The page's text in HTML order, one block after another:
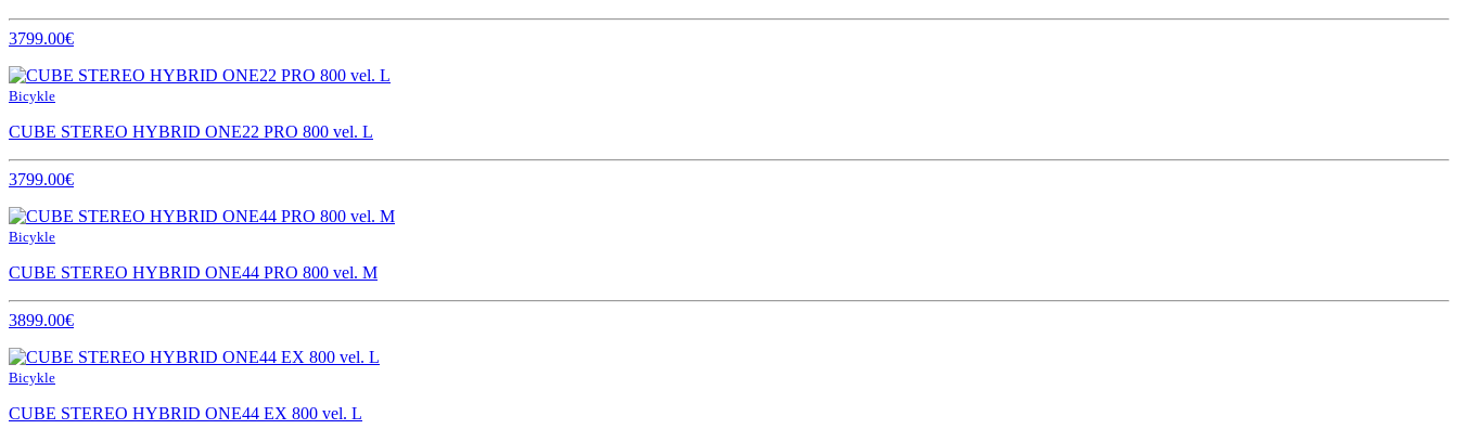
3799.00€
Bicykle
CUBE STEREO HYBRID ONE22 PRO 800 vel. L
3799.00€
Bicykle
CUBE STEREO HYBRID ONE44 PRO 800 vel. M
3899.00€
Bicykle
CUBE STEREO HYBRID ONE44 EX 800 vel. L